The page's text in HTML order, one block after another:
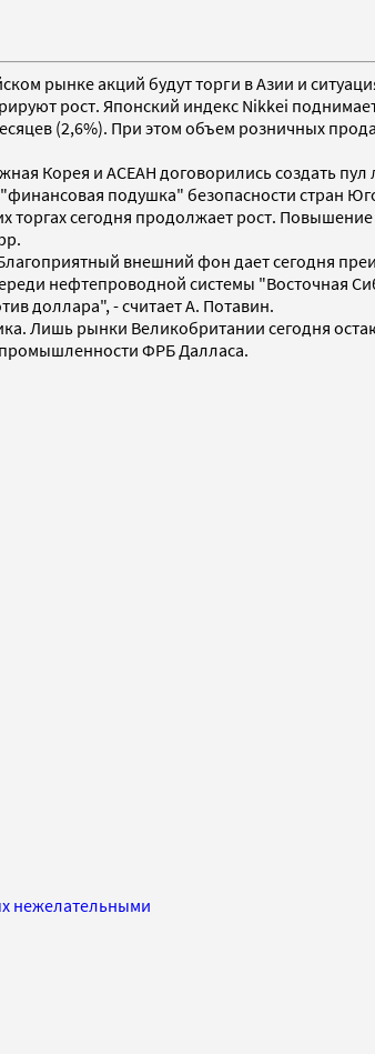
рынке акций будут торги в Азии и
рост. Японский индекс Nikkei
(2,6%). При этом объем розничных
Корея и АСЕАН договорились создать
подушка" безопасности стран
сегодня продолжает рост.
внешний фон дает сегодня
нефтепроводной системы "Восточная
доллара", - считает А. Потавин.
Лишь рынки Великобритании сегодня
ФРБ Далласа.
нежелательными